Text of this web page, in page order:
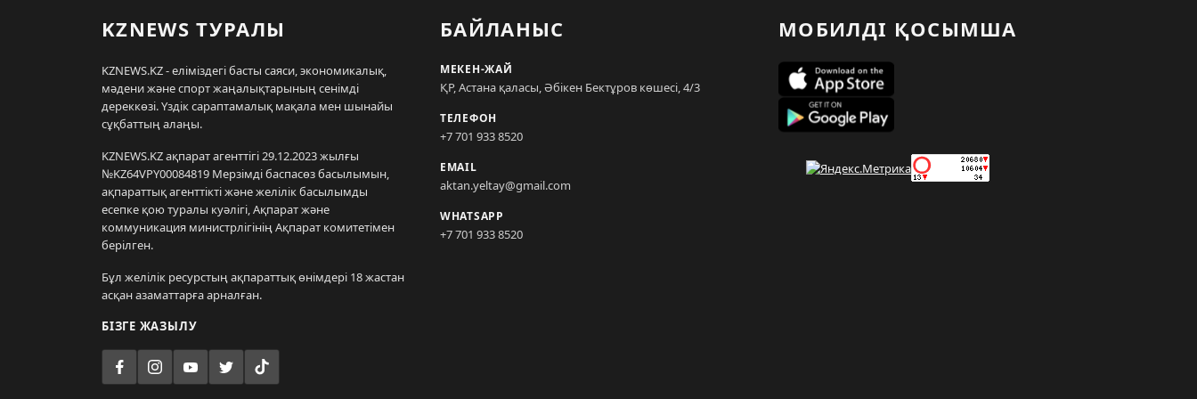
KZNEWS ТУРАЛЫ
KZNEWS.KZ - еліміздегі басты саяси, экономикалық,
мәдени және спорт жаңалықтарының сенімді
дереккөзі. Үздік сараптамалық мақала мен шынайы
сұқбаттың алаңы.
KZNEWS.KZ ақпарат агенттігі 29.12.2023 жылғы
№KZ64VPY00084819 Мерзімді баспасөз басылымын,
ақпараттық агенттікті және желілік басылымды
есепке қою туралы куәлігі, Ақпарат және
коммуникация министрлігінің Ақпарат комитетімен
берілген.
Бұл желілік ресурстың ақпараттық өнімдері 18 жастан
асқан азаматтарға арналған.
БІЗГЕ ЖАЗЫЛУ
БАЙЛАНЫС
МЕКЕН-ЖАЙ
ҚР, Астана қаласы, Әбікен Бектұров көшесі, 4/3
ТЕЛЕФОН
+7 701 933 8520
EMAIL
aktan.yeltay@gmail.com
WHATSAPP
+7 701 933 8520
МОБИЛДІ ҚОСЫМША